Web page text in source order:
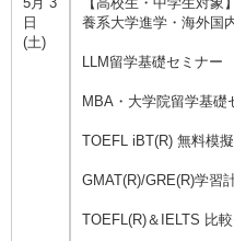
日
(土)
養系大学進学・海外国
LLM留学基礎セミナー
MBA・大学院留学基礎
TOEFL iBT(R) 無料模
GMAT(R)/GRE(R)学習
TOEFL(R)＆IELTS 比